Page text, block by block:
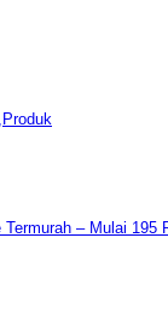
– Mulai 195